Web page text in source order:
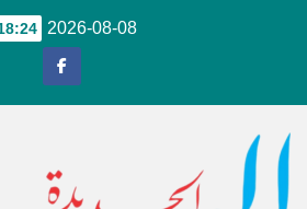
2026-08-08